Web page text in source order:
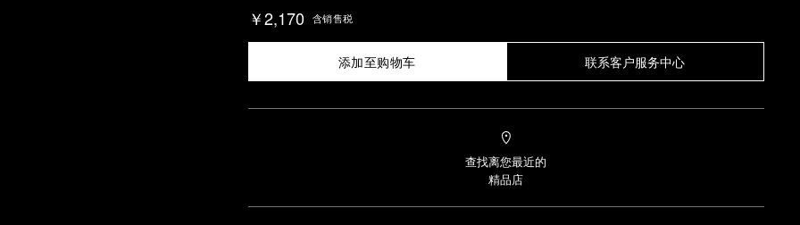
￥2,170 含销售税
添加至购物车 联系客户服务中心
查找离您最近的
精品店